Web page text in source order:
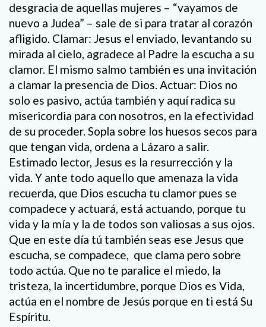
desgracia de aquellas mujeres – “vayamos de
nuevo a Judea” – sale de si para tratar al corazón
afligido. Clamar: Jesus el enviado, levantando su
mirada al cielo, agradece al Padre la escucha a su
clamor. El mismo salmo también es una invitación
a clamar la presencia de Dios. Actuar: Dios no
solo es pasivo, actúa también y aquí radica su
misericordia para con nosotros, en la efectividad
de su proceder. Sopla sobre los huesos secos para
que tengan vida, ordena a Lázaro a salir.
Estimado lector, Jesus es la resurrección y la
vida. Y ante todo aquello que amenaza la vida
recuerda, que Dios escucha tu clamor pues se
compadece y actuará, está actuando, porque tu
vida y la mía y la de todos son valiosas a sus ojos.
Que en este día tú también seas ese Jesus que
escucha, se compadece, que clama pero sobre
todo actúa. Que no te paralice el miedo, la
tristeza, la incertidumbre, porque Dios es Vida,
actúa en el nombre de Jesús porque en ti está Su
Espíritu.